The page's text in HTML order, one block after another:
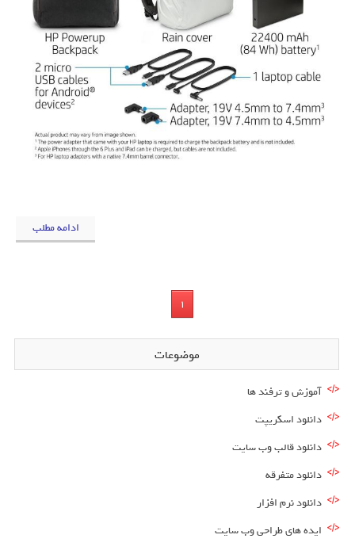
ادامه مطلب
1
موضوعات
آموزش و ترفند ها
دانلود اسکریپت
دانلود قالب وب سایت
دانلود متفرقه
دانلود نرم افزار
ایده های طراحی وب سایت